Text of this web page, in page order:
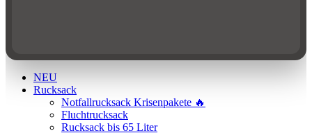
NEU
Rucksack
Notfallrucksack Krisenpakete 🔥
Fluchtrucksack
Rucksack bis 65 Liter